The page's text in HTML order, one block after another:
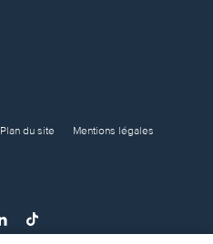
Plan du site
Mentions légales